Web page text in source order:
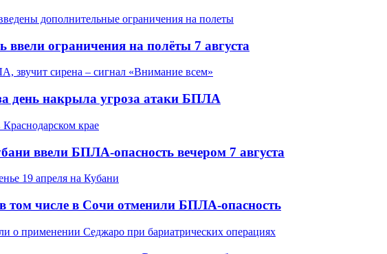
ввели ограничения на полёты 7 августа
день накрыла угроза атаки БПЛА
ввели БПЛА-опасность вечером 7 августа
том числе в Сочи отменили БПЛА-опасность